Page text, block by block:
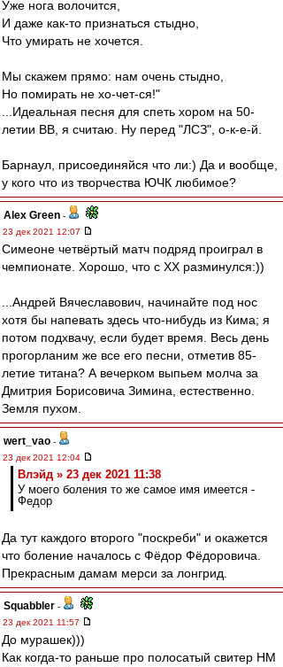
Уже нога волочится,
И даже как-то признаться стыдно,
Что умирать не хочется.
Мы скажем прямо: нам очень стыдно,
Но помирать не хо-чет-ся!"
...Идеальная песня для спеть хором на 50-
летии ВВ, я считаю. Ну перед "ЛСЗ", о-к-е-й.
Барнаул, присоединяйся что ли:) Да и вообще,
у кого что из творчества ЮЧК любимое?
Alex Green -
23 дек 2021 12:07
Симеоне четвёртый матч подряд проиграл в
чемпионате. Хорошо, что с ХХ разминулся:))
...Андрей Вячеславович, начинайте под нос
хотя бы напевать здесь что-нибудь из Кима; я
потом подхвачу, если будет время. Весь день
прогорланим же все его песни, отметив 85-
летие титана? А вечерком выпьем молча за
Дмитрия Борисовича Зимина, естественно.
Земля пухом.
wert_vao -
23 дек 2021 12:04
Влэйд » 23 дек 2021 11:38
У моего боления то же самое имя имеется -
Федор
Да тут каждого второго "поскреби" и окажется
что боление началось с Фёдор Фёдоровича.
Прекрасным дамам мерси за лонгрид.
Squabbler -
23 дек 2021 11:57
До мурашек)))
Как когда-то раньше про полосатый свитер НМ